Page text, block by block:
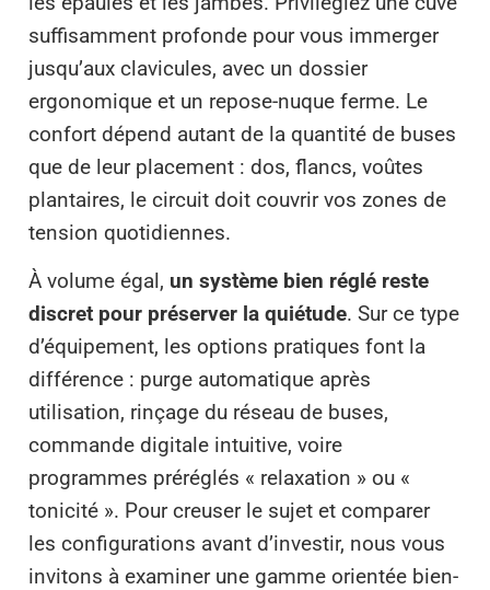
suffisamment profonde pour vous immerger
jusqu’aux clavicules, avec un dossier
ergonomique et un repose-nuque ferme. Le
confort dépend autant de la quantité de buses
que de leur placement : dos, flancs, voûtes
plantaires, le circuit doit couvrir vos zones de
tension quotidiennes.
À volume égal, un système bien réglé reste
discret pour préserver la quiétude. Sur ce type
d’équipement, les options pratiques font la
différence : purge automatique après
utilisation, rinçage du réseau de buses,
commande digitale intuitive, voire
programmes préréglés « relaxation » ou «
tonicité ». Pour creuser le sujet et comparer
les configurations avant d’investir, nous vous
invitons à examiner une gamme orientée bien-